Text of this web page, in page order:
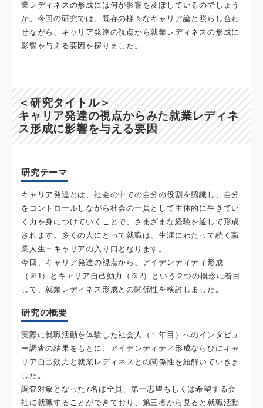
業レディネスの形成には何が影響を及ぼしているのでしょう
か。今回の研究では、既存の様々なキャリア論と照らし合わ
せながら、キャリア発達の視点から就業レディネスの形成に
影響を与える要因を探りました。
＜研究タイトル＞
キャリア発達の視点からみた就業レディネ
ス形成に影響を与える要因
研究テーマ
キャリア発達とは、社会の中での自分の役割を認識し、自分
をコントロールしながら社会の一員として主体的に生きてい
く力を身につけていくことで、さまざまな経験を通して形成
されます。多くの人にとって就職は、生涯にわたって続く職
業人生＝キャリアの入り口となります。
今回、キャリア発達の視点から、アイデンティティ形成
（※1）とキャリア自己効力（※2）という２つの概念に着目
して、就業レディネス形成との関係性を検討しました。
研究の概要
実際に就職活動を体験した社会人（１年目）へのインタビュ
ー調査の結果をもとに、アイデンティティ形成ならびにキャ
リア自己効力と就業レディネスとの関係性を紐解いていきま
した。
調査対象となった7名は全員、第一志望もしくは希望する会
社に就職することができており、第三者から見ると就職活動